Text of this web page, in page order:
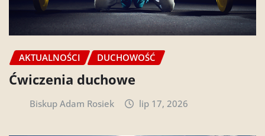
AKTUALNOŚCI DUCHOWOŚĆ
Ćwiczenia duchowe
Biskup Adam Rosiek lip 17, 2026